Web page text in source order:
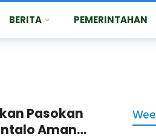
BERITA PEMERINTAHAN
Pasokan
Aman…